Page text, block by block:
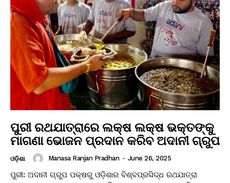
ପୁରୀ ରଥଯାତ୍ରାରେ ଲକ୍ଷ ଲକ୍ଷ ଭକ୍ତଙ୍କୁ
ମାଗଣା ଭୋଜନ ପ୍ରଦାନ କରିବ ଅଦାନୀ ଗ୍ରୁପ
ଓଡ଼ିଶା Manasa Ranjan Pradhan - June 26, 2025
ପୁରୀ: ଅଦାନୀ ଗ୍ରୁପ ପକ୍ଷରୁ ଓଡ଼ିଶାର ବିଶ୍ବପ୍ରସିଦ୍ଧ ରଥଯାତ୍ରା